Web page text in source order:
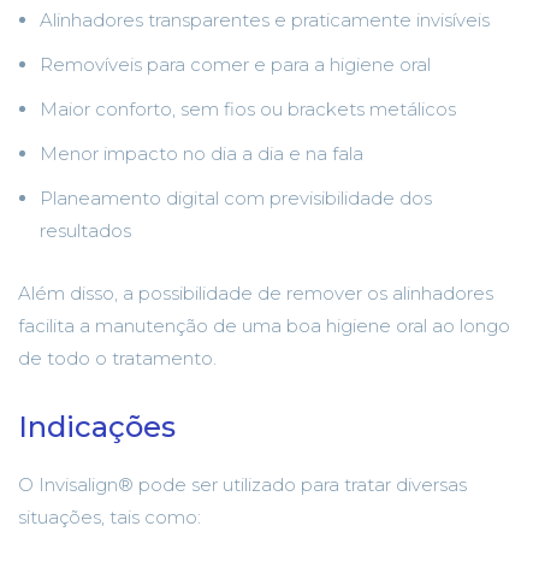
Alinhadores transparentes e praticamente invisíveis
Removíveis para comer e para a higiene oral
Maior conforto, sem fios ou brackets metálicos
Menor impacto no dia a dia e na fala
Planeamento digital com previsibilidade dos
resultados
Além disso, a possibilidade de remover os alinhadores
facilita a manutenção de uma boa higiene oral ao longo
de todo o tratamento.
Indicações
O Invisalign® pode ser utilizado para tratar diversas
situações, tais como: